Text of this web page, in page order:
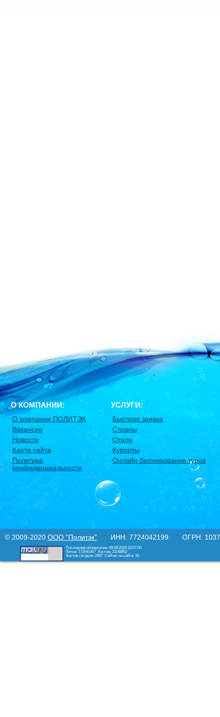
О КОМПАНИИ:
О компании ПОЛИТЭК
Вакансии
Новости
Карта сайта
Политика
конфиденциальности
УСЛУГИ:
Быстрая заявка
Страны
Отели
Курорты
Онлайн бронирование туров
© 2009-2020 ООО "Политэк" ИНН: 7724042199 ОГРН:
Последнее обновление: 08.08.2026 23:07:00
Хитов: 172041407 Хостов: 21148852
Хостов сегодня: 2407 Сейчас на сайте: 16